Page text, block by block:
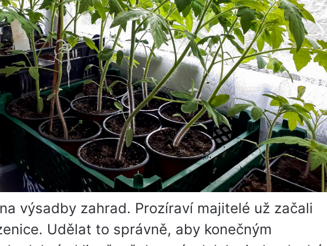
výsadby zahrad. Prozíraví majitelé už začali
Udělat to správně, aby konečným